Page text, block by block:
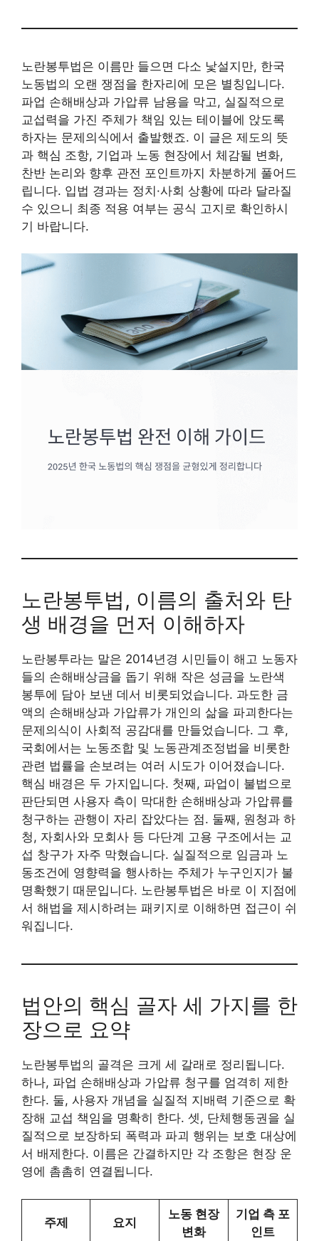
노란봉투법은 이름만 들으면 다소 낯설지만, 한국
노동법의 오랜 쟁점을 한자리에 모은 별칭입니다.
파업 손해배상과 가압류 남용을 막고, 실질적으로
교섭력을 가진 주체가 책임 있는 테이블에 앉도록
하자는 문제의식에서 출발했죠. 이 글은 제도의 뜻
과 핵심 조항, 기업과 노동 현장에서 체감될 변화,
찬반 논리와 향후 관전 포인트까지 차분하게 풀어드
립니다. 입법 경과는 정치·사회 상황에 따라 달라질
수 있으니 최종 적용 여부는 공식 고지로 확인하시
기 바랍니다.
노란봉투법, 이름의 출처와 탄
생 배경을 먼저 이해하자
노란봉투라는 말은 2014년경 시민들이 해고 노동자
들의 손해배상금을 돕기 위해 작은 성금을 노란색
봉투에 담아 보낸 데서 비롯되었습니다. 과도한 금
액의 손해배상과 가압류가 개인의 삶을 파괴한다는
문제의식이 사회적 공감대를 만들었습니다. 그 후,
국회에서는 노동조합 및 노동관계조정법을 비롯한
관련 법률을 손보려는 여러 시도가 이어졌습니다.
핵심 배경은 두 가지입니다. 첫째, 파업이 불법으로
판단되면 사용자 측이 막대한 손해배상과 가압류를
청구하는 관행이 자리 잡았다는 점. 둘째, 원청과 하
청, 자회사와 모회사 등 다단계 고용 구조에서는 교
섭 창구가 자주 막혔습니다. 실질적으로 임금과 노
동조건에 영향력을 행사하는 주체가 누구인지가 불
명확했기 때문입니다. 노란봉투법은 바로 이 지점에
서 해법을 제시하려는 패키지로 이해하면 접근이 쉬
워집니다.
법안의 핵심 골자 세 가지를 한
장으로 요약
노란봉투법의 골격은 크게 세 갈래로 정리됩니다.
하나, 파업 손해배상과 가압류 청구를 엄격히 제한
한다. 둘, 사용자 개념을 실질적 지배력 기준으로 확
장해 교섭 책임을 명확히 한다. 셋, 단체행동권을 실
질적으로 보장하되 폭력과 파괴 행위는 보호 대상에
서 배제한다. 이름은 간결하지만 각 조항은 현장 운
영에 촘촘히 연결됩니다.
주제 요지
노동 현장
변화
기업 측 포
인트